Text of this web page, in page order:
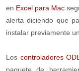
en Excel para Mac
alerta diciendo que
instalar previamente un
Los controladores